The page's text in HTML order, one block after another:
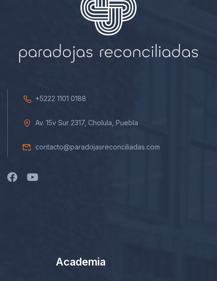
+5222 1101 0188
Av. 15v Sur 2317, Cholula, Puebla
contacto@paradojasreconciliadas.com
Academia